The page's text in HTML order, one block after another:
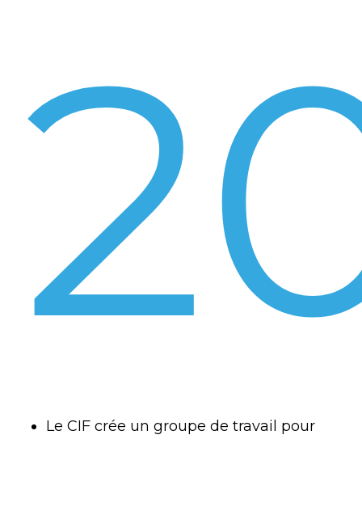
Le CIF crée un groupe de travail pour